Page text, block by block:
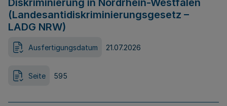
Diskriminierung in Nordrhein-Westfalen
(Landesantidiskriminierungsgesetz –
LADG NRW)
Ausfertigungsdatum 21.07.2026
Seite 595